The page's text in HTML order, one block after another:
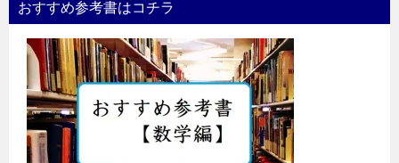
おすすめ参考書はコチラ